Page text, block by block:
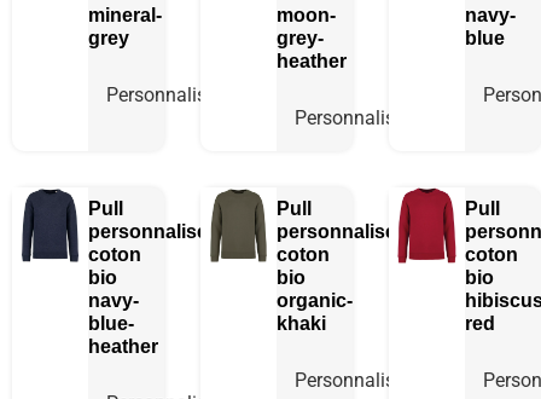
mineral-
grey
Personnaliser
moon-
grey-
heather
Personnaliser
navy-
blue
Pull
personnalisé
coton
bio
navy-
blue-
heather
Pull
personnalisé
coton
bio
organic-
khaki
Personnaliser
Pull
coton
bio
red